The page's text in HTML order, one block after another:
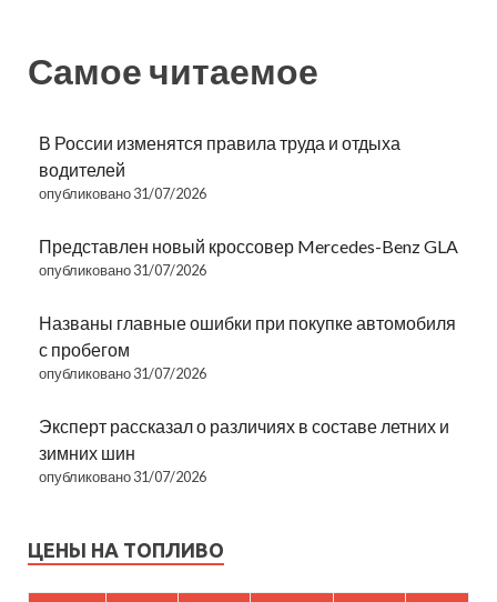
Самое читаемое
В России изменятся правила труда и отдыха
водителей
опубликовано 31/07/2026
Представлен новый кроссовер Mercedes-Benz GLA
опубликовано 31/07/2026
Названы главные ошибки при покупке автомобиля
с пробегом
опубликовано 31/07/2026
Эксперт рассказал о различиях в составе летних и
зимних шин
опубликовано 31/07/2026
ЦЕНЫ НА ТОПЛИВО